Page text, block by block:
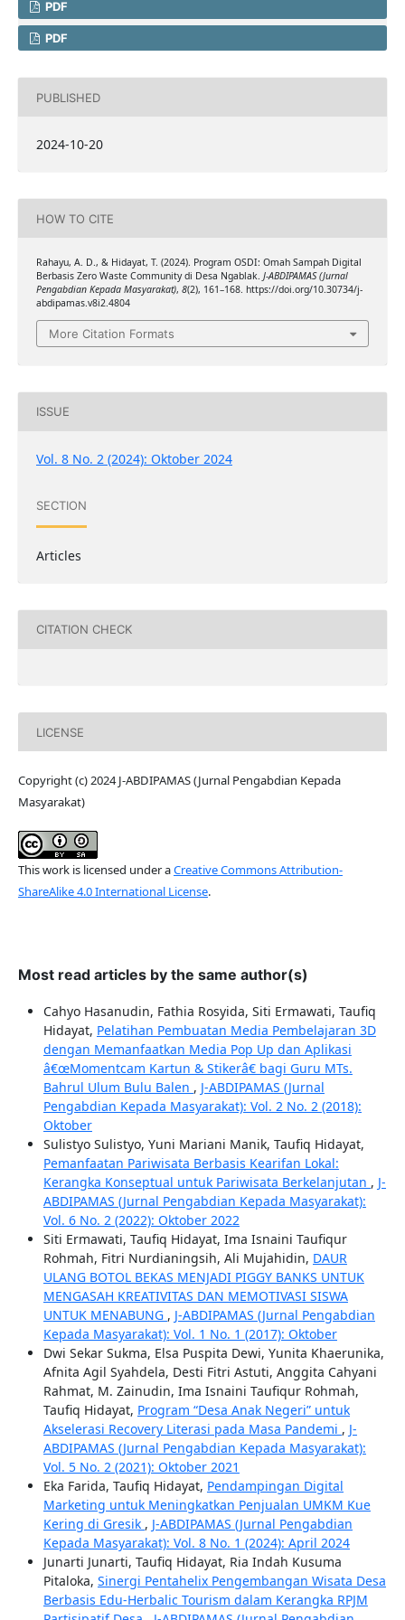
PDF
PDF
PUBLISHED
2024-10-20
HOW TO CITE
Rahayu, A. D., & Hidayat, T. (2024). Program OSDI: Omah Sampah Digital
Berbasis Zero Waste Community di Desa Ngablak. J-ABDIPAMAS (Jurnal
Pengabdian Kepada Masyarakat), 8(2), 161–168. https://doi.org/10.30734/j-
abdipamas.v8i2.4804
More Citation Formats
ISSUE
Vol. 8 No. 2 (2024): Oktober 2024
SECTION
Articles
CITATION CHECK
LICENSE
Copyright (c) 2024 J-ABDIPAMAS (Jurnal Pengabdian Kepada
Masyarakat)
This work is licensed under aCreative Commons Attribution-
ShareAlike 4.0 International License.
Most read articles by the same author(s)
Cahyo Hasanudin, Fathia Rosyida, Siti Ermawati, Taufiq
Hidayat, Pelatihan Pembuatan Media Pembelajaran 3D
dengan Memanfaatkan Media Pop Up dan Aplikasi
â€œMomentcam Kartun & Stikerâ€ bagi Guru MTs.
Bahrul Ulum Bulu Balen , J-ABDIPAMAS (Jurnal
Pengabdian Kepada Masyarakat): Vol. 2 No. 2 (2018):
Oktober
Sulistyo Sulistyo, Yuni Mariani Manik, Taufiq Hidayat,
Pemanfaatan Pariwisata Berbasis Kearifan Lokal:
Kerangka Konseptual untuk Pariwisata Berkelanjutan , J-
ABDIPAMAS (Jurnal Pengabdian Kepada Masyarakat):
Vol. 6 No. 2 (2022): Oktober 2022
Siti Ermawati, Taufiq Hidayat, Ima Isnaini Taufiqur
Rohmah, Fitri Nurdianingsih, Ali Mujahidin, DAUR
ULANG BOTOL BEKAS MENJADI PIGGY BANKS UNTUK
MENGASAH KREATIVITAS DAN MEMOTIVASI SISWA
UNTUK MENABUNG , J-ABDIPAMAS (Jurnal Pengabdian
Kepada Masyarakat): Vol. 1 No. 1 (2017): Oktober
Dwi Sekar Sukma, Elsa Puspita Dewi, Yunita Khaerunika,
Afnita Agil Syahdela, Desti Fitri Astuti, Anggita Cahyani
Rahmat, M. Zainudin, Ima Isnaini Taufiqur Rohmah,
Taufiq Hidayat, Program “Desa Anak Negeri” untuk
Akselerasi Recovery Literasi pada Masa Pandemi , J-
ABDIPAMAS (Jurnal Pengabdian Kepada Masyarakat):
Vol. 5 No. 2 (2021): Oktober 2021
Eka Farida, Taufiq Hidayat, Pendampingan Digital
Marketing untuk Meningkatkan Penjualan UMKM Kue
Kering di Gresik , J-ABDIPAMAS (Jurnal Pengabdian
Kepada Masyarakat): Vol. 8 No. 1 (2024): April 2024
Junarti Junarti, Taufiq Hidayat, Ria Indah Kusuma
Pitaloka, Sinergi Pentahelix Pengembangan Wisata Desa
Berbasis Edu-Herbalic Tourism dalam Kerangka RPJM